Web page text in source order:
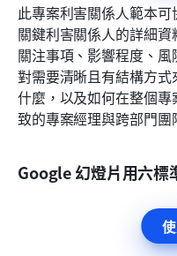
此專案利害關係人範本
關鍵利害關係人的詳細資
關注事項、影響程度、
對需要清晰且有結構方
什麼，以及如何在整個
致的專案經理與跨部門團
Google 幻燈片用六標